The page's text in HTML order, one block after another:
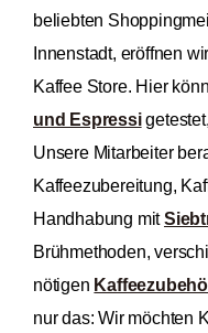
beliebten
Innenstadt, eröffnen
Kaffee Store. Hier
und Espressi
Unsere Mitarbeiter
Kaffeezubereitung,
Handhabung mit
Brühmethoden,
nötigen
nur das: Wir möchten